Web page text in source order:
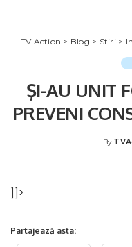
TV Action > Blog > Stiri >
ŞI-AU UNIT
PREVENI
Posted
By
]]>
Partajează asta: